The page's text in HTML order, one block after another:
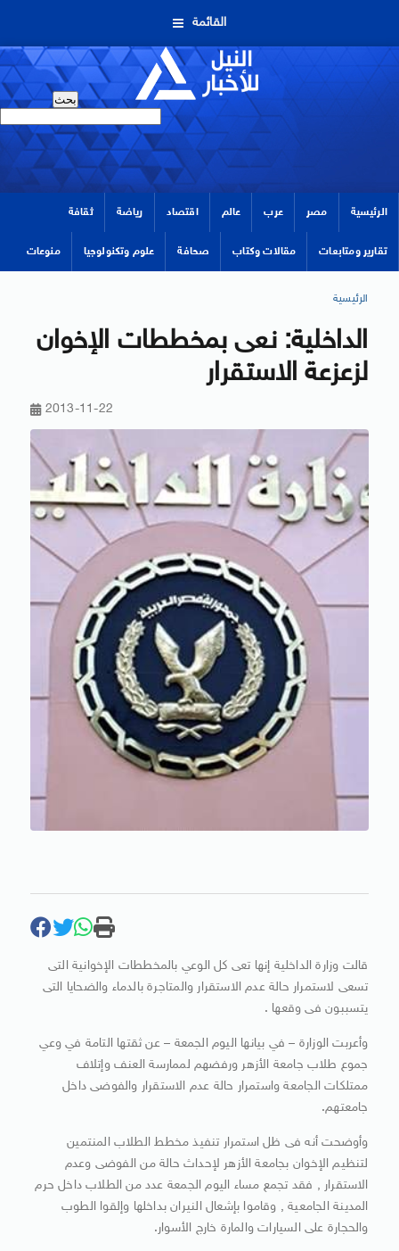
القائمة
الرئيسية مصر عرب عالم اقتصاد رياضة ثقافة
تقارير ومتابعات مقالات وكتاب صحافة علوم وتكنولوجيا منوعات
الرئيسية
الداخلية: نعى بمخططات الإخوان
لزعزعة الاستقرار
2013-11-22
قالت وزارة الداخلية إنها تعى كل الوعي بالمخططات الإخوانية التى
تسعى لاستمرار حالة عدم الاستقرار والمتاجرة بالدماء والضحايا التى
يتسببون فى وقعها .
وأعربت الوزارة – في بيانها اليوم الجمعة – عن ثقتها التامة في وعي
جموع طلاب جامعة الأزهر ورفضهم لممارسة العنف وإتلاف
ممتلكات الجامعة واستمرار حالة عدم الاستقرار والفوضى داخل
جامعتهم.
وأوضحت أنه فى ظل استمرار تنفيذ مخطط الطلاب المنتمين
لتنظيم الإخوان بجامعة الأزهر لإحداث حالة من الفوضى وعدم
الاستقرار , فقد تجمع مساء اليوم الجمعة عدد من الطلاب داخل حرم
المدينة الجامعية , وقاموا بإشعال النيران بداخلها وإلقوا الطوب
والحجارة على السيارات والمارة خارج الأسوار.